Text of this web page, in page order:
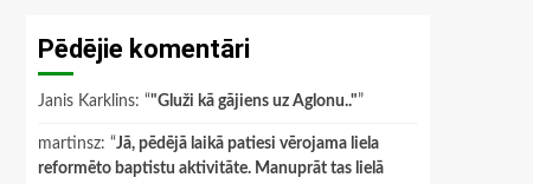
Pēdējie komentāri
Janis Karklins: “"Gluži kā gājiens uz Aglonu.."”
martinsz: “Jā, pēdējā laikā patiesi vērojama liela
reformēto baptistu aktivitāte. Manuprāt tas lielā